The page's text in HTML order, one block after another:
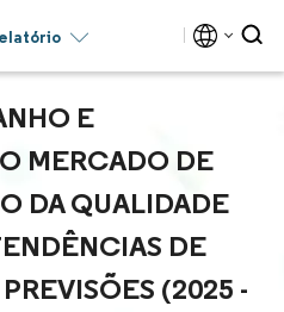
E
MERCADO DE
DA QUALIDADE
DE
(2025 -